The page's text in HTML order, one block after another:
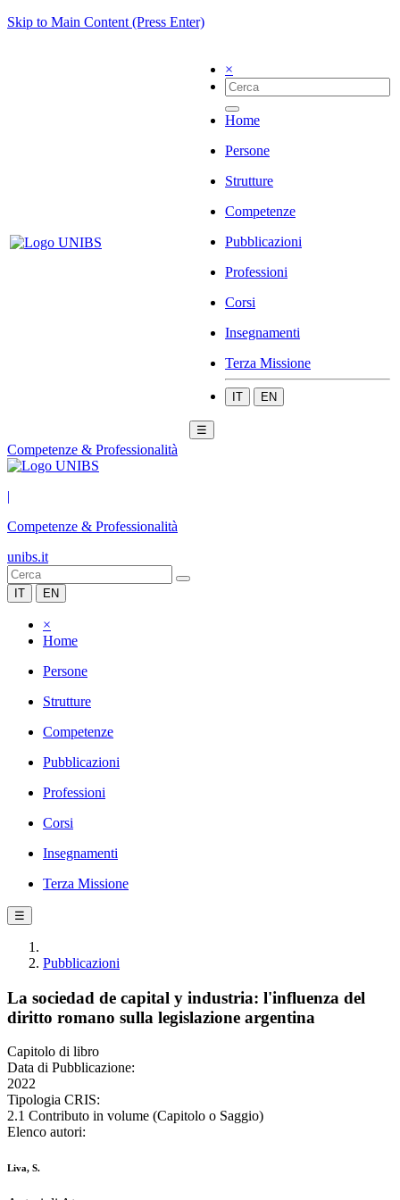
Skip to Main Content (Press Enter)
×
Home
Persone
Strutture
Competenze
Pubblicazioni
Professioni
Corsi
Insegnamenti
Terza Missione
IT EN
☰
Competenze & Professionalità
|
Competenze & Professionalità
unibs.it
IT EN
×
Home
Persone
Strutture
Competenze
Pubblicazioni
Professioni
Corsi
Insegnamenti
Terza Missione
☰
Pubblicazioni
La sociedad de capital y industria: l'influenza del
diritto romano sulla legislazione argentina
Capitolo di libro
Data di Pubblicazione:
2022
Tipologia CRIS:
2.1 Contributo in volume (Capitolo o Saggio)
Elenco autori:
Liva, S.